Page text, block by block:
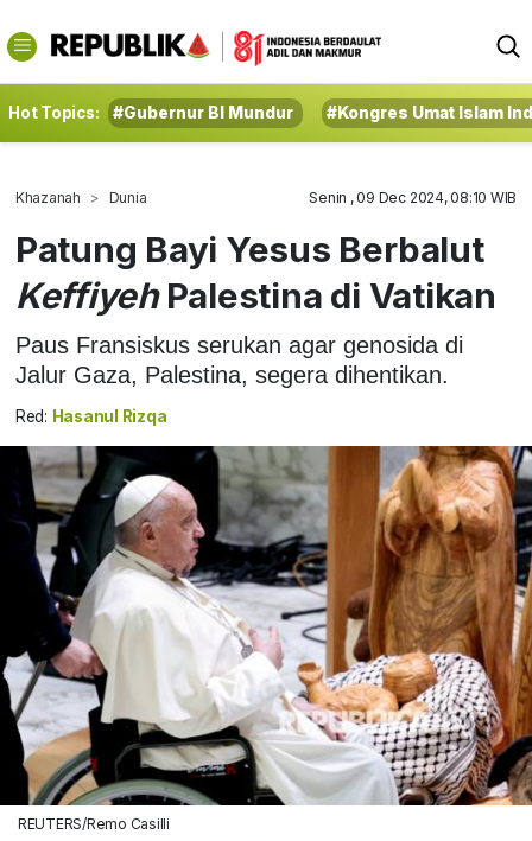
Hot Topics: #Gubernur BI Mundur #Kongres Umat Islam
Khazanah Dunia Senin , 09 Dec 2024, 08:10 WIB
Patung Bayi Yesus Berbalut
KeffiyehPalestina di Vatikan
Paus Fransiskus serukan agar genosida di
Jalur Gaza, Palestina, segera dihentikan.
Red: Hasanul Rizqa
REUTERS/Remo Casilli